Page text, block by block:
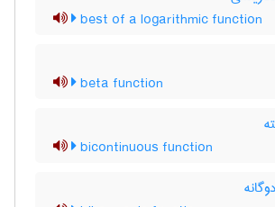
best of a logarithmic function
beta function
bicontinuous function